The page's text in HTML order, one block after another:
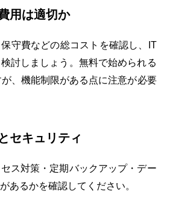
用は適切か
守費などの総コストを確認し、IT
討しましょう。無料で始められる
、機能制限がある点に注意が必要
セキュリティ
ス対策・定期バックアップ・デー
あるかを確認してください。